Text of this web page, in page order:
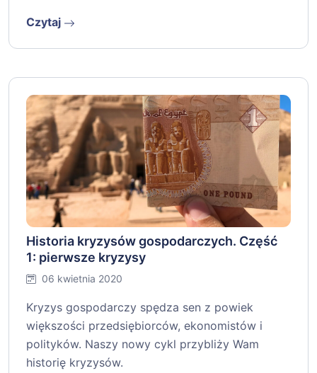
Czytaj
Historia kryzysów gospodarczych. Część
1: pierwsze kryzysy
06 kwietnia 2020
Kryzys gospodarczy spędza sen z powiek
większości przedsiębiorców, ekonomistów i
polityków. Naszy nowy cykl przybliży Wam
historię kryzysów.